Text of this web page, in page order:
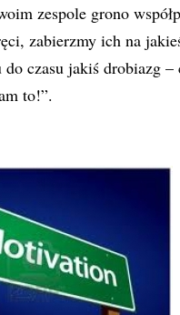
zespole grono
zabierzmy ich na
do czasu jakiś drobiazg
to!”.